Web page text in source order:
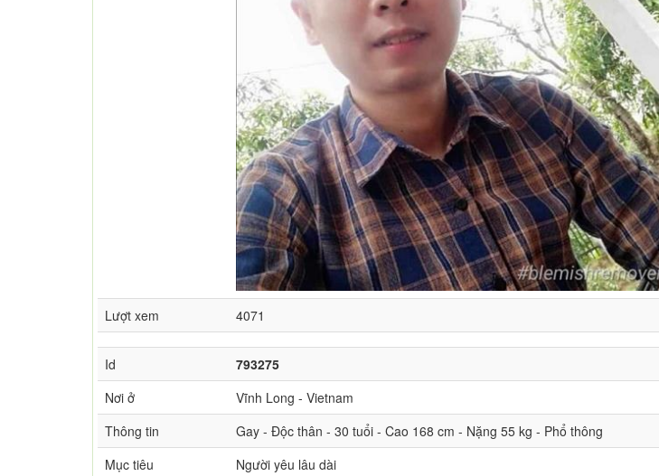
Lượt xem 4071
Id
793275
Nơi ở
Vĩnh Long - Vietnam
Thông tin
Gay - Độc thân - 30 tuổi - Cao 168 cm - Nặng 55 kg - Phổ thông
Mục tiêu
Người yêu lâu dài